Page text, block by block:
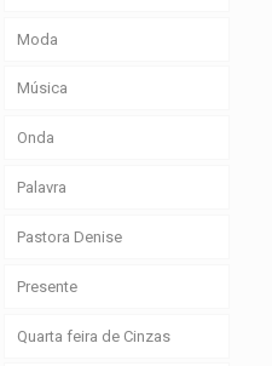
Moda
Música
Onda
Palavra
Pastora Denise
Presente
Quarta feira de Cinzas